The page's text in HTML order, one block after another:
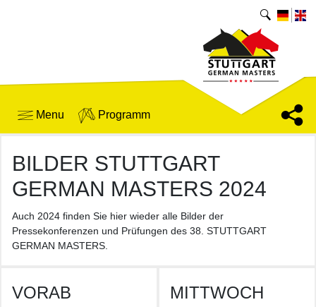
Menu Programm
BILDER STUTTGART
GERMAN MASTERS 2024
Auch 2024 finden Sie hier wieder alle Bilder der
Pressekonferenzen und Prüfungen des 38. STUTTGART
GERMAN MASTERS.
VORAB MITTWOCH